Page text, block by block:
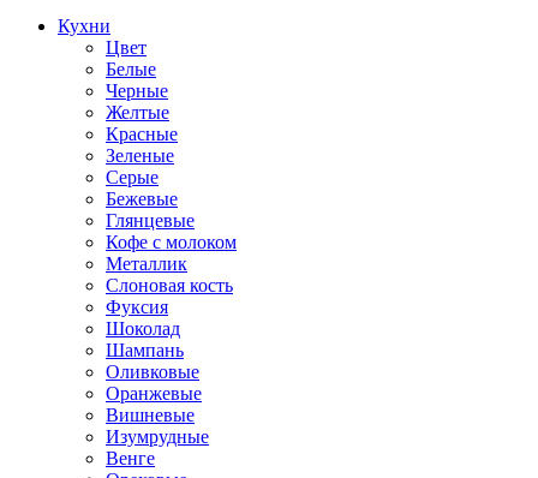
Кухни
Цвет
Белые
Черные
Желтые
Красные
Зеленые
Серые
Бежевые
Глянцевые
Кофе с молоком
Металлик
Слоновая кость
Фуксия
Шоколад
Шампань
Оливковые
Оранжевые
Вишневые
Изумрудные
Венге